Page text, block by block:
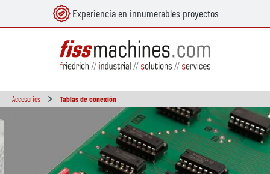
principal Experiencia en innumerables proyectos
Accesorios Tablas de conexión